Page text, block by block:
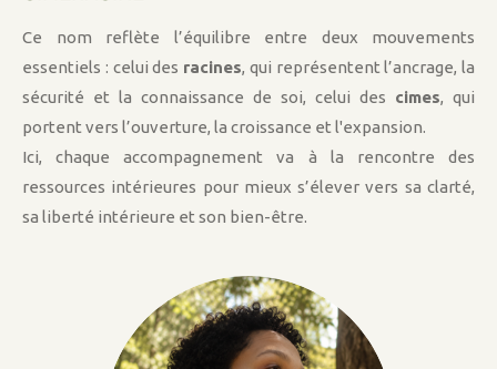
Ce nom reflète l’équilibre entre deux mouvements
essentiels : celui des racines, qui représentent l’ancrage, la
sécurité et la connaissance de soi, celui des cimes, qui
portent vers l’ouverture, la croissance et l'expansion.
Ici, chaque accompagnement va à la rencontre des
ressources intérieures pour mieux s’élever vers sa clarté,
sa liberté intérieure et son bien-être.